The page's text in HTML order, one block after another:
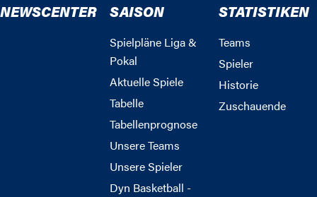
NEWSCENTER SAISON
Spielpläne Liga &
Pokal
Aktuelle Spiele
Tabelle
Tabellenprognose
Unsere Teams
Unsere Spieler
Dyn Basketball -
STATISTIKEN
Teams
Spieler
Historie
Zuschauende